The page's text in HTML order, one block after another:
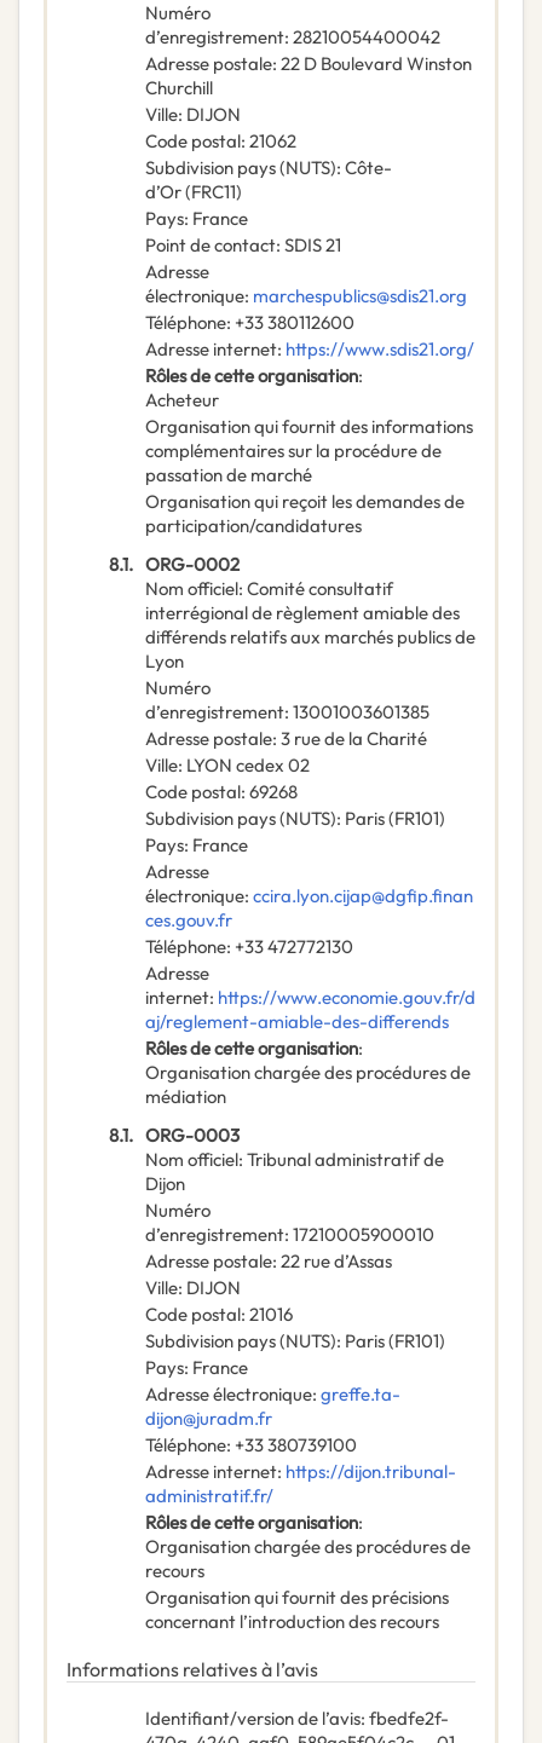
Numéro
d’enregistrement: 28210054400042
Adresse postale: 22 D Boulevard Winston
Churchill
Ville: DIJON
Code postal: 21062
Subdivision pays (NUTS): Côte-
d’Or(FRC11)
Pays: France
Point de contact: SDIS 21
Adresse
électronique: marchespublics@sdis21.org
Téléphone: +33 380112600
Adresse internet: https://www.sdis21.org/
Rôles de cette organisation:
Acheteur
Organisation qui fournit des informations
complémentaires sur la procédure de
passation de marché
Organisation qui reçoit les demandes de
participation/candidatures
8.1. ORG-0002
Nom officiel: Comité consultatif
interrégional de règlement amiable des
différends relatifs aux marchés publics de
Lyon
Numéro
d’enregistrement: 13001003601385
Adresse postale: 3 rue de la Charité
Ville: LYON cedex 02
Code postal: 69268
Subdivision pays (NUTS): Paris(FR101)
Pays: France
Adresse
électronique: ccira.lyon.cijap@dgfip.finan
ces.gouv.fr
Téléphone: +33 472772130
Adresse
internet: https://www.economie.gouv.fr/d
aj/reglement-amiable-des-differends
Rôles de cette organisation:
Organisation chargée des procédures de
médiation
8.1. ORG-0003
Nom officiel: Tribunal administratif de
Dijon
Numéro
d’enregistrement: 17210005900010
Adresse postale: 22 rue d’Assas
Ville: DIJON
Code postal: 21016
Subdivision pays (NUTS): Paris(FR101)
Pays: France
Adresse électronique: greffe.ta-
dijon@juradm.fr
Téléphone: +33 380739100
Adresse internet: https://dijon.tribunal-
administratif.fr/
Rôles de cette organisation:
Organisation chargée des procédures de
recours
Organisation qui fournit des précisions
concernant l’introduction des recours
Informations relatives à l’avis
Identifiant/version de l’avis: fbedfe2f-